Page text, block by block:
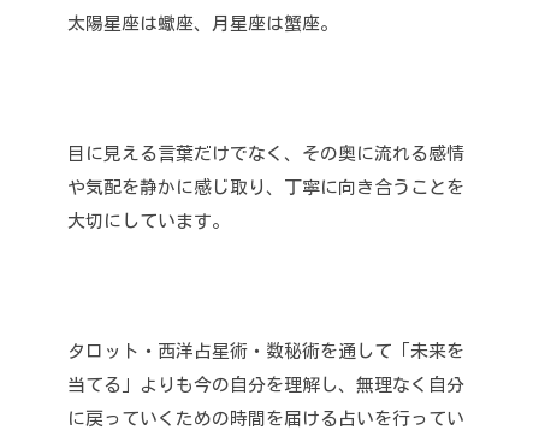
太陽星座は蠍座、月星座は蟹座。
目に見える言葉だけでなく、その奥に流れる感情
や気配を静かに感じ取り、丁寧に向き合うことを
大切にしています。
タロット・西洋占星術・数秘術を通して「未来を
当てる」よりも今の自分を理解し、無理なく自分
に戻っていくための時間を届ける占いを行ってい